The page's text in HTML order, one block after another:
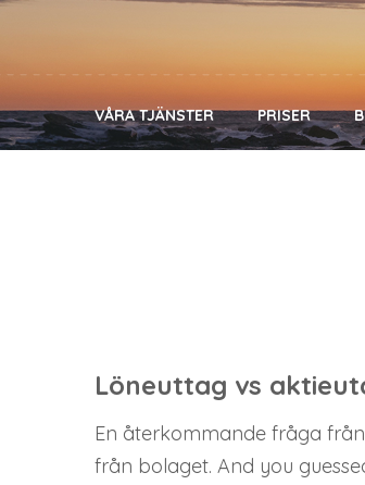
VÅRA TJÄNSTER PRISER
Löneuttag vs
En återkommande fråga
från bolaget. And you